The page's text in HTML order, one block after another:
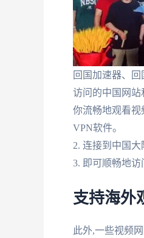
回国加速器、
访问的中国网站
你流畅地观看视
VPN软件。
2. 连接到中国大
3. 即可顺畅地访
支持海外
此外,一些视频